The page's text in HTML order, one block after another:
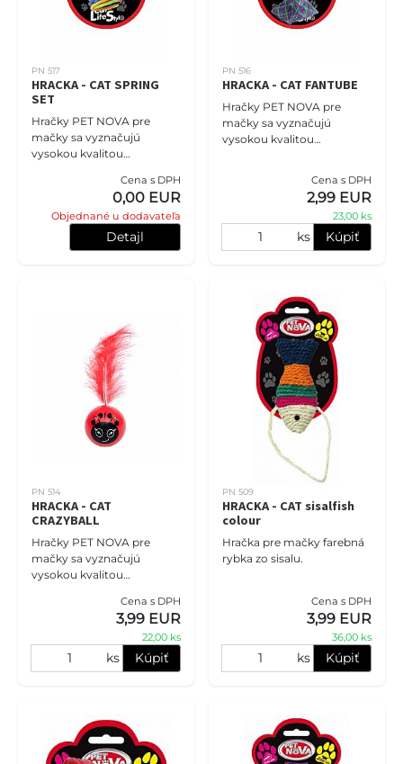
PN 517
HRACKA - CAT SPRING
SET
Hračky PET NOVA pre
mačky sa vyznačujú
vysokou kvalitou
materiálov. Štruktúra a
farba hračiek prebúdza v
mačke inštinkt lovca
Cena s DPH
0,00 EUR
Objednané u dodavateľa
Detajl
PN 516
HRACKA - CAT FANTUBE
Hračky PET NOVA pre
mačky sa vyznačujú
vysokou kvalitou
farba hračiek prebúdza v
mačke inštinkt lovca
Cena s DPH
2,99 EUR
23,00 ks
ks Kúpiť
PN 514
HRACKA - CAT
CRAZYBALL
Hračky PET NOVA pre
mačky sa vyznačujú
vysokou kvalitou
materiálov. Štruktúra a
farba hračiek prebúdza v
mačke inštinkt lovca
Cena s DPH
3,99 EUR
22,00 ks
ks Kúpiť
PN 509
HRACKA - CAT sisalfish
colour
Hračka pre mačky farebná
rybka zo sisalu.
Cena s DPH
3,99 EUR
36,00 ks
ks Kúpiť